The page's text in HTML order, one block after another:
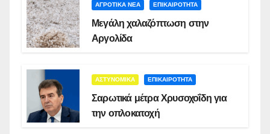
ΑΓΡΟΤΙΚΑ ΝΕΑ ΕΠΙΚΑΙΡΟΤΗΤΑ
Μεγάλη χαλαζόπτωση στην
Αργολίδα
ΑΣΤΥΝΟΜΙΚΑ ΕΠΙΚΑΙΡΟΤΗΤΑ
Σαρωτικά μέτρα Χρυσοχοΐδη για
την οπλοκατοχή